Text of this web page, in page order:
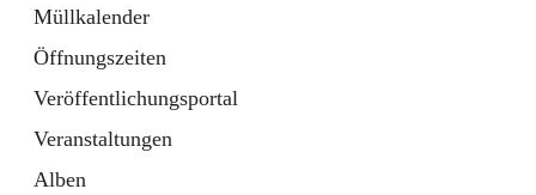
Müllkalender
Öffnungszeiten
Veröffentlichungsportal
Veranstaltungen
Alben
10 Schnellzugriffe